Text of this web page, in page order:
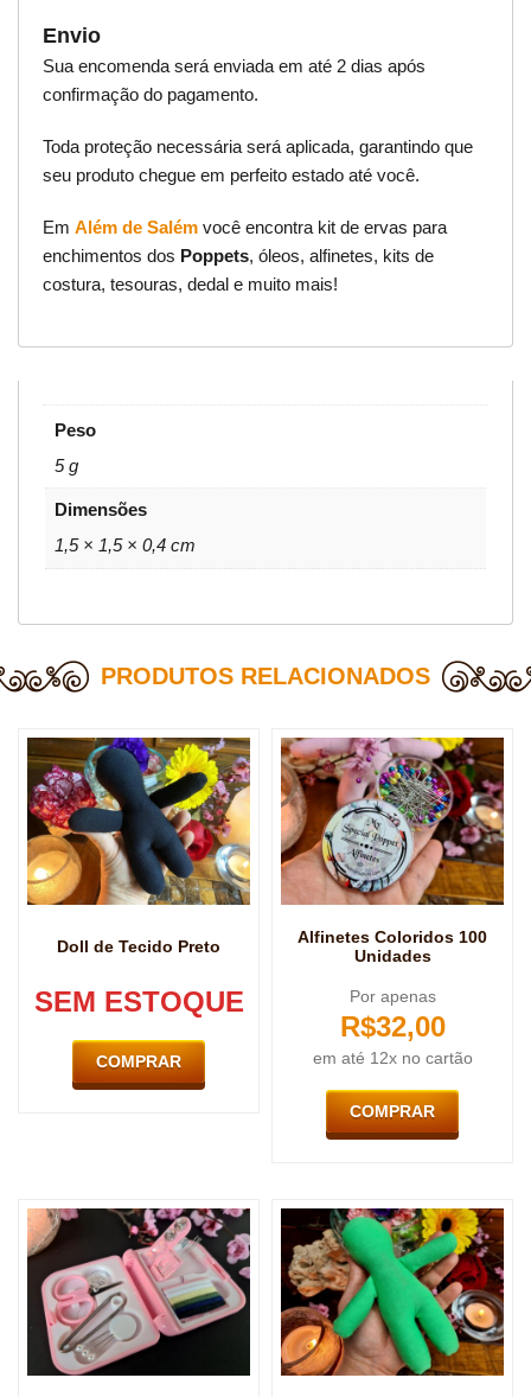
Envio
Sua encomenda será enviada em até 2 dias após
confirmação do pagamento.
Toda proteção necessária será aplicada, garantindo que
seu produto chegue em perfeito estado até você.
Em Além de Salém você encontra kit de ervas para
enchimentos dos Poppets, óleos, alfinetes, kits de
costura, tesouras, dedal e muito mais!
Peso
5 g
Dimensões
1,5 × 1,5 × 0,4 cm
PRODUTOS RELACIONADOS
Doll de Tecido Preto
SEM ESTOQUE
COMPRAR
Alfinetes Coloridos 100
Unidades
Por apenas
R$32,00
em até 12x no cartão
COMPRAR